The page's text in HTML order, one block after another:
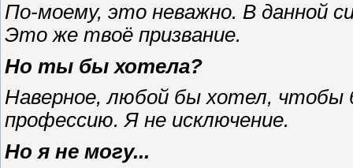
По-моему, это неважно. В данной
Это же твоё призвание.
Но ты бы хотела?
Наверное, любой бы хотел, чтобы
профессию. Я не исключение.
Но я не могу...